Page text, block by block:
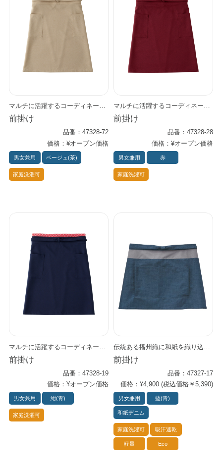
マルチに活躍するコーディネートエプロン 腰のベルトはボタンで簡単装着で変えられ、 一本で四種類の模様が楽しむことができます。 気分に合わせて お店の雰囲気に合わせて 役職に合わせて 多彩なシーンで大活躍する和風エプロンです。 趣のある作務衣と合わせると、優雅で洗練された雰囲気に。 和シャツと合わせるとモダンな印象に。 ユニフォームとベルトとで様々なコーディネートを楽しめます。
前掛け
品番：47328-72
価格：¥オープン価格
男女兼用 ベージュ(茶)
家庭洗濯可
マルチに活躍するコーディネートエプロン 腰のベルトはボタンで簡単装着で変えられ、 一本で四種類の模様が楽しむことができます。 気分に合わせて お店の雰囲気に合わせて 役職に合わせて 多彩なシーンで大活躍する和風エプロンです。 趣のある作務衣と合わせると、優雅で洗練された雰囲気に。 和シャツと合わせるとモダンな印象に。 ユニフォームとベルトとで様々なコーディネートを楽しめます。
前掛け
品番：47328-28
価格：¥オープン価格
男女兼用 赤
家庭洗濯可
前掛け
品番：47328-19
価格：¥オープン価格
男女兼用 紺(青)
家庭洗濯可
前掛け
品番：47327-17
価格：¥4,900 (税込価格￥5,390)
男女兼用 藍(青)
和紙デニム
家庭洗濯可 吸汗速乾
軽量 Eco